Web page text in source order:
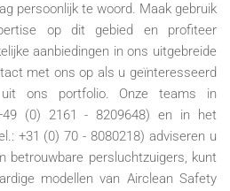
persoonlijk te woord. Maak gebruik
op dit gebied en profiteer
aanbiedingen in ons uitgebreide
met ons op als u geïnteresseerd
ons portfolio. Onze teams in
(0) 2161 - 8209648) en in het
+31 (0) 70 - 8080218) adviseren u
betrouwbare persluchtzuigers, kunt
modellen van Airclean Safety